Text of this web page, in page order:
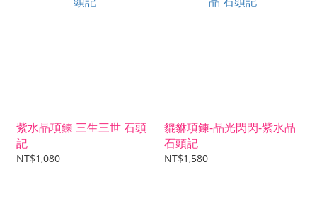
紫水晶項鍊 三生三世 石頭
記
NT$1,080
貔貅項鍊-晶光閃閃-紫水晶
石頭記
NT$1,580